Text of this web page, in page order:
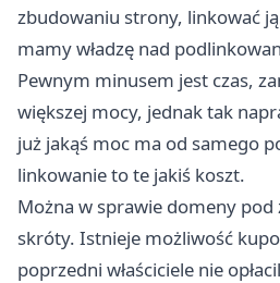
zbudowaniu strony, linkować
mamy władzę nad
Pewnym minusem jest czas,
większej mocy, jednak tak
już jakąś moc ma od samego
linkowanie to te jakiś koszt.
Można w sprawie domeny pod
skróty. Istnieje możliwość
poprzedni właściciele nie